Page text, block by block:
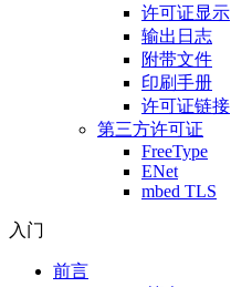
许可证显示
输出日志
附带文件
印刷手册
许可证链接
第三方许可证
FreeType
ENet
mbed TLS
入门
前言